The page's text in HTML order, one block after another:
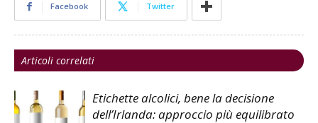
Facebook Twitter
Articoli correlati
Etichette alcolici, bene la decisione
dell’Irlanda: approccio più equilibrato